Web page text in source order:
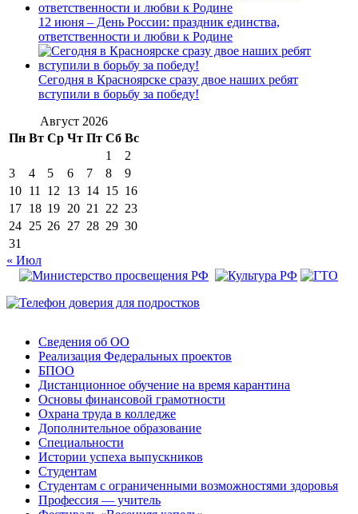
12 июня – День России: праздник единства,
ответственности и любви к Родине
Сегодня в Красноярске сразу двое наших ребят
вступили в борьбу за победу!
Август 2026
Пн Вт Ср Чт Пт Сб Вс
1
2
3
4 5 6 7 8
9
10 11 12 13 14 15 16
17 18 19 20 21 22 23
24 25 26 27 28 29 30
31
« Июл
Сведения об ОО
Реализация Федеральных проектов
БПОО
Дистанционное обучение на время карантина
Основы финансовой грамотности
Охрана труда в колледже
Дополнительное образование
Специальности
Истории успеха выпускников
Студентам
Студентам с ограниченными возможностями здоровья
Профессия — учитель